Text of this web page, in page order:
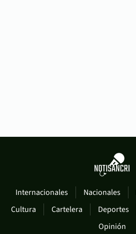
Internacionales Nacionales
Cultura
Cartelera Deportes
Opinión